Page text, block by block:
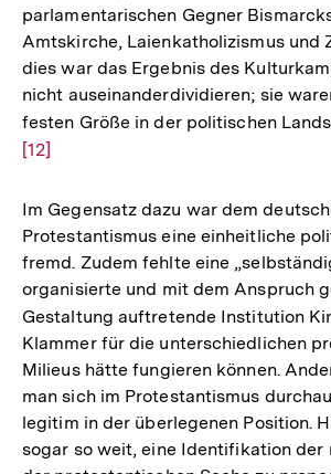
parlamentarischen Gegner
Amtskirche, Laienkatholizismus und
dies war das Ergebnis des
nicht auseinanderdividieren; sie
festen Größe in der politischen
[12]
Im Gegensatz dazu war dem
Protestantismus eine einheitliche
fremd. Zudem fehlte eine
organisierte und mit dem Anspruch
Gestaltung auftretende Institution
Klammer für die unterschiedlichen
Milieus hätte fungieren können.
man sich im Protestantismus
legitim in der überlegenen Position.
sogar so weit, eine Identifikation der